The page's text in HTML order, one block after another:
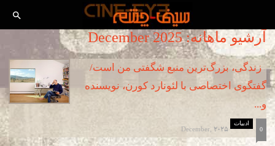
آرشیو ماهانه: December 2025
زندگی، بزرگ‌ترین منبع شگفتی من است/
گفتگوی اختصاصی با لئونارد کورن، نویسنده
و...
ادبیات
December, 2025 0